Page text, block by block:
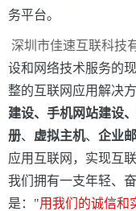
务平台。
深圳市佳速互联科技
设和网络技术服务的
整的互联网应用解决
建设、手机网站建设
册、 虚拟主机、 企业
应用互联网，实现互
我们拥有一支年轻、
是： "用我们的诚信和